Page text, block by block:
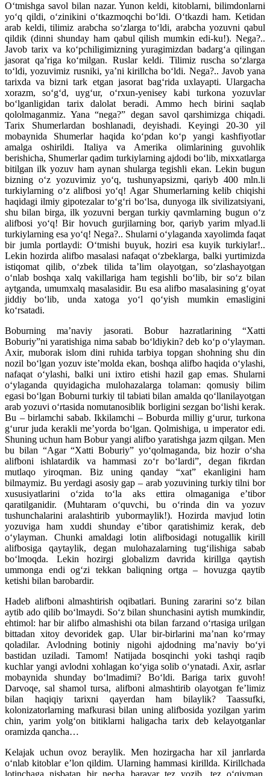
O‘tmishga savol bilan nazar. Yunon keldi, kitoblarni, bilimdonlarni
yo‘q qildi, o‘zinikini o‘tkazmoqchi bo‘ldi. O‘tkazdi ham. Ketidan
arab keldi, tilimiz arabcha so‘zlarga to‘ldi, arabcha yozuvni qabul
qildik (dinni shunday ham qabul qilish mumkin edi-ku!). Nega?..
Javob tarix va ko‘pchiligimizning yuragimizdan badarg‘a qilingan
jasorat qa’riga ko‘milgan. Ruslar keldi. Tilimiz ruscha so‘zlarga
to‘ldi, yozuvimiz rusniki, ya’ni kirillcha bo‘ldi. Nega?.. Javob yana
tarixda va bizni tark etgan jasorat bag‘rida uxlayapti. Ulargacha
xorazm, so‘g‘d, uyg‘ur, o‘rxun-yenisey kabi turkona yozuvlar
bo‘lganligidan tarix dalolat beradi. Ammo hech birini saqlab
qololmaganmiz. Yana “nega?” degan savol qarshimizga chiqadi.
Tarix Shumerlardan boshlanadi, deyishadi. Keyingi 20-30 yil
mobaynida Shumerlar haqida ko‘pdan ko‘p yangi kashfiyotlar
amalga oshirildi. Italiya va Amerika olimlarining guvohlik
berishicha, Shumerlar qadim turkiylarning ajdodi bo‘lib, mixxatlarga
bitilgan ilk yozuv ham aynan shularga tegishli ekan. Lekin bugun
bizning o‘z yozuvimiz yo‘q, tushunyapsizmi, qariyb 400 mln.li
turkiylarning o‘z alifbosi yo‘q! Agar Shumerlarning kelib chiqishi
haqidagi ilmiy gipotezalar to‘g‘ri bo‘lsa, dunyoga ilk sivilizatsiyani,
shu bilan birga, ilk yozuvni bergan turkiy qavmlarning bugun o‘z
alifbosi yo‘q! Bir hovuch gurjilarning bor, qariyb yarim mlyad.li
turkiylarning esa yo‘q! Nega?.. Shularni o‘ylaganda xayolimda faqat
bir jumla portlaydi: O‘tmishi buyuk, hoziri esa kuyik turkiylar!..
Lekin hozirda alifbo masalasi nafaqat o‘zbeklarga, balki yurtimizda
istiqomat qilib, o‘zbek tilida ta’lim olayotgan, so‘zlashayotgan
o‘nlab boshqa xalq vakillariga ham tegishli bo‘lib, bir so‘z bilan
aytganda, umumxalq masalasidir. Bu esa alifbo masalasining g‘oyat
jiddiy bo‘lib, unda xatoga yo‘l qo‘yish mumkin emasligini
ko‘rsatadi.
Boburning ma’naviy jasorati. Bobur hazratlarining “Xatti
Boburiy”ni yaratishiga nima sabab bo‘ldiykin? deb ko‘p o‘ylayman.
Axir, muborak islom dini ruhida tarbiya topgan shohning shu din
nozil bo‘lgan yozuv iste’molda ekan, boshqa alifbo haqida o‘ylashi,
nafaqat o‘ylashi, balki uni ixtiro etishi hazil gap emas. Shularni
o‘ylaganda quyidagicha mulohazalarga tolaman: qomusiy bilim
egasi bo‘lgan Boburni turkiy til tabiati bilan amalda qo‘llanilayotgan
arab yozuvi o‘rtasida nomutanosiblik borligini sezgan bo‘lishi kerak.
Bu – birlamchi sabab. Ikkilamchi – Boburda milliy g‘urur, turkona
g‘urur juda kerakli me’yorda bo‘lgan. Qolmishiga, u imperator edi.
Shuning uchun ham Bobur yangi alifbo yaratishga jazm qilgan. Men
bu bilan “Agar “Xatti Boburiy” yo‘qolmaganda, biz hozir o‘sha
alifboni ishlatardik va hammasi zo‘r bo‘lardi”, degan fikrdan
mutlaqo yiroqman. Biz uning qanday “xat” ekanligini ham
bilmaymiz. Bu yerdagi asosiy gap – arab yozuvining turkiy tilni bor
xususiyatlarini o‘zida to‘la aks ettira olmaganiga e’tibor
qaratilganidir. (Muhtaram o‘quvchi, bu o‘rinda din va yozuv
tushunchalarini aralashtirib yubormaylik!). Hozirda mavjud lotin
yozuviga ham xuddi shunday e’tibor qaratishimiz kerak, deb
o‘ylayman. Chunki amaldagi lotin alifbosidagi notugallik kirill
alifbosiga qaytaylik, degan mulohazalarning tug‘ilishiga sabab
bo‘lmoqda. Lekin hozirgi globalizm davrida kirillga qaytish
ummonga endi og‘zi tekkan baliqning ortga – hovuzga qaytib
ketishi bilan barobardir.
Hadeb alifboni almashtirish oqibatlari. Buning zararini so‘z bilan
aytib ado qilib bo‘lmaydi. So‘z bilan shunchasini aytish mumkindir,
ehtimol: har bir alifbo almashishi ota bilan farzand o‘rtasiga urilgan
bittadan xitoy devoridek gap. Ular bir-birlarini ma’nan ko‘rmay
qoladilar. Avlodning botiniy nigohi ajdodning ma’naviy bo‘yi
bastidan uziladi. Tamom! Natijada bosqinchi yoki tashqi raqib
kuchlar yangi avlodni xohlagan ko‘yiga solib o‘ynatadi. Axir, asrlar
mobaynida shunday bo‘lmadimi? Bo‘ldi. Bariga tarix guvoh!
Darvoqe, sal shamol tursa, alifboni almashtirib olayotgan fe’limiz
bilan haqiqiy tarixni qayerdan ham bilaylik? Taassufki,
kolonizatorlarning mafkurasi bilan uning alifbosida yozilgan yarim
chin, yarim yolg‘on bitiklarni haligacha tarix deb kelayotganlar
oramizda qancha…
Kelajak uchun ovoz beraylik. Men hozirgacha har xil janrlarda
o‘nlab kitoblar e’lon qildim. Ularning hammasi kirillda. Kirillchada